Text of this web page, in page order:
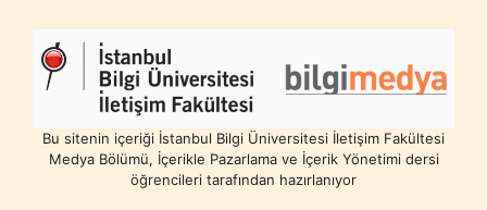
Bu sitenin içeriği İstanbul Bilgi Üniversitesi İletişim Fakültesi
Medya Bölümü, İçerikle Pazarlama ve İçerik Yönetimi dersi
öğrencileri tarafından hazırlanıyor